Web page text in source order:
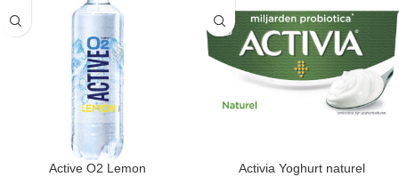
Active O2 Lemon Activia Yoghurt naturel